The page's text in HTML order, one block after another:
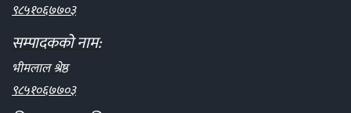
९८५१०६७७०३
सम्पादकको नाम:
भीमलाल श्रेष्ठ
९८५१०६७७०३